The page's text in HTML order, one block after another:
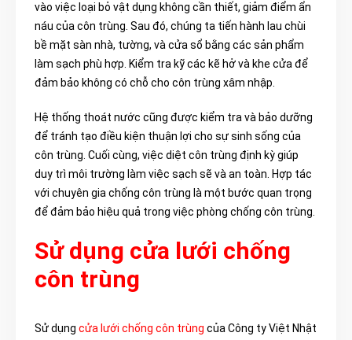
vào việc loại bỏ vật dụng không cần thiết, giảm điểm ẩn
náu của côn trùng. Sau đó, chúng ta tiến hành lau chùi
bề mặt sàn nhà, tường, và cửa sổ bằng các sản phẩm
làm sạch phù hợp. Kiểm tra kỹ các kẽ hở và khe cửa để
đảm bảo không có chỗ cho côn trùng xâm nhập.
Hệ thống thoát nước cũng được kiểm tra và bảo dưỡng
để tránh tạo điều kiện thuận lợi cho sự sinh sống của
côn trùng. Cuối cùng, việc diệt côn trùng định kỳ giúp
duy trì môi trường làm việc sạch sẽ và an toàn. Hợp tác
với chuyên gia chống côn trùng là một bước quan trọng
để đảm bảo hiệu quả trong việc phòng chống côn trùng.
Sử dụng cửa lưới chống
côn trùng
Sử dụng cửa lưới chống côn trùng của Công ty Việt Nhật